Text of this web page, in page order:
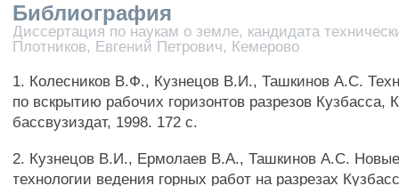
Библиография
Диссертация по наукам о земле, кандидата
Плотников, Евгений Петрович, Кемерово
1. Колесников В.Ф., Кузнецов В.И., Ташкинов А.С.
по вскрытию рабочих горизонтов разрезов Кузбасса,
бассвузиздат, 1998. 172 с.
2. Кузнецов В.И., Ермолаев В.А., Ташкинов А.С.
технологии ведения горных работ на разрезах